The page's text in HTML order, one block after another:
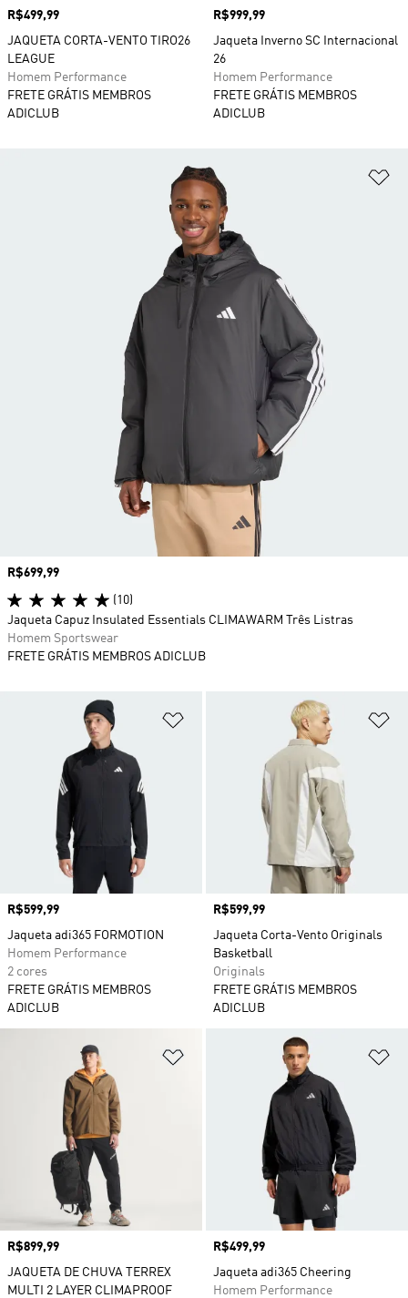
Preço
R$499,99
JAQUETA CORTA-VENTO TIRO26
LEAGUE
Homem Performance
FRETE GRÁTIS MEMBROS
ADICLUB
Preço
R$999,99
Jaqueta Inverno SC Internacional
26
Homem Performance
FRETE GRÁTIS MEMBROS
ADICLUB
Adicionar à Lista de Desejos
Preço
R$599,99
Jaqueta adi365 FORMOTION
Homem Performance
2 cores
FRETE GRÁTIS MEMBROS
ADICLUB
Preço
R$599,99
Jaqueta Corta-Vento Originals
Basketball
Originals
FRETE GRÁTIS MEMBROS
ADICLUB
Adicionar à Lista de Desejos
Preço
R$899,99
JAQUETA DE CHUVA TERREX
MULTI 2 LAYER CLIMAPROOF
Preço
R$499,99
Jaqueta adi365 Cheering
Homem Performance
Preço
R$699,99
(10)
Jaqueta Capuz Insulated Essentials CLIMAWARM Três Listras
Homem Sportswear
FRETE GRÁTIS MEMBROS ADICLUB